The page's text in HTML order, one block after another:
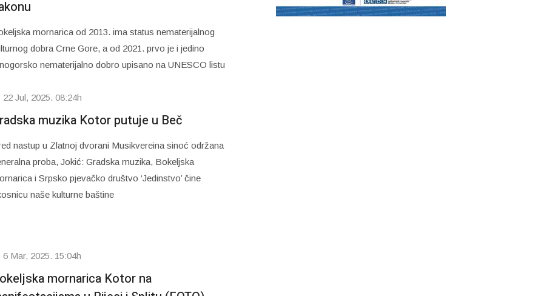
mornarica od 2013. ima status nematerijalnog
dobra Crne Gore, a od 2021. prvo je i jedino
nematerijalno dobro upisano na UNESCO listu
22 Jul, 2025. 08:24h
muzika Kotor putuje u Beč
nastup u Zlatnoj dvorani Musikvereina sinoć održana
proba, Jokić: Gradska muzika, Bokeljska
i Srpsko pjevačko društvo ‘Jedinstvo’ čine
naše kulturne baštine
6 Mar, 2025. 15:04h
mornarica Kotor na